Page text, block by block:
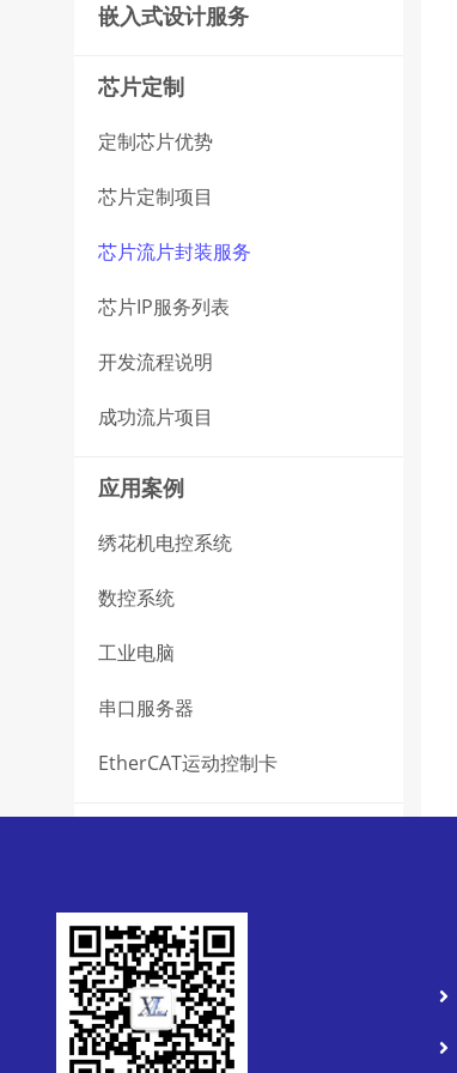
嵌入式设计服务
芯片定制
定制芯片优势
芯片定制项目
芯片流片封装服务
芯片IP服务列表
开发流程说明
成功流片项目
应用案例
绣花机电控系统
数控系统
工业电脑
串口服务器
EtherCAT运动控制卡